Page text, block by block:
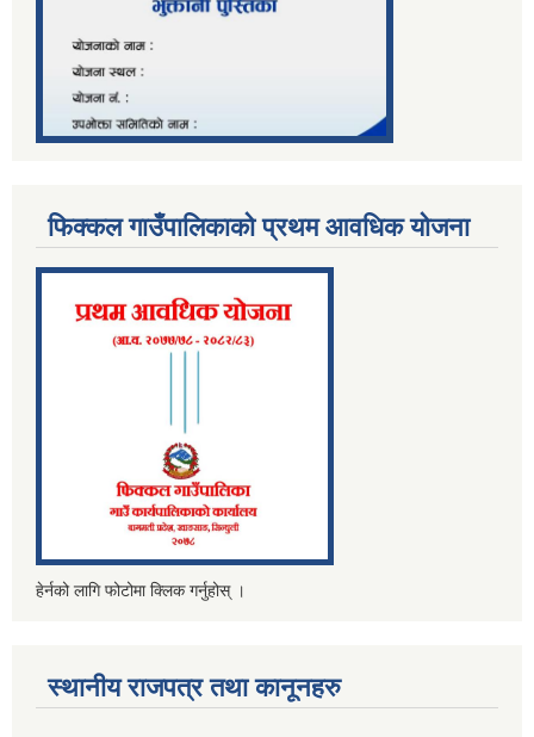
फिक्कल गाउँपालिकाको प्रथम आवधिक योजना
हेर्नको लागि फोटोमा क्लिक गर्नुहोस् ।
स्थानीय राजपत्र तथा कानूनहरु